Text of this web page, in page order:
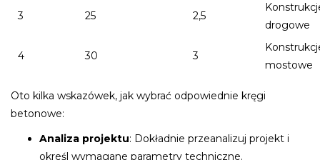
3 25 2,5
drogowe
4 30 3
mostowe
Oto kilka wskazówek, jak wybrać odpowiednie kręgi
betonowe:
Analiza projektu: Dokładnie przeanalizuj projekt i
określ wymagane parametry techniczne.